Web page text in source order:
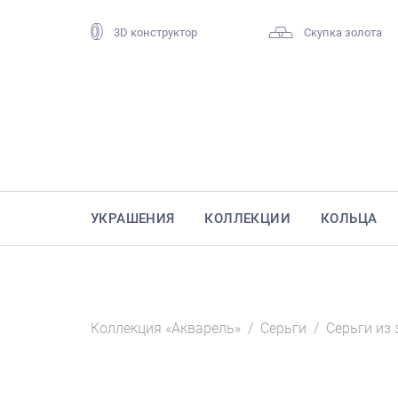
3D конструктор Скупка золота
УКРАШЕНИЯ КОЛЛЕКЦИИ КОЛЬЦА
Коллекция «Акварель» / Серьги / Серьги из